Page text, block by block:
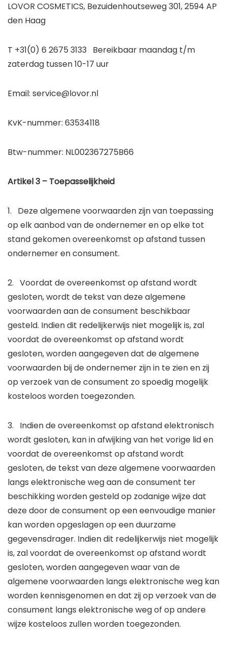
LOVOR COSMETICS, Bezuidenhoutseweg 301, 2594 AP
den Haag
T +31(0) 6 2675 3133 Bereikbaar maandag t/m
zaterdag tussen 10-17 uur
Email: service@lovor.nl
KvK-nummer: 63534118
Btw-nummer: NL002367275B66
Artikel 3 – Toepasselijkheid
1. Deze algemene voorwaarden zijn van toepassing
op elk aanbod van de ondernemer en op elke tot
stand gekomen overeenkomst op afstand tussen
ondernemer en consument.
2. Voordat de overeenkomst op afstand wordt
gesloten, wordt de tekst van deze algemene
voorwaarden aan de consument beschikbaar
gesteld. Indien dit redelijkerwijs niet mogelijk is, zal
voordat de overeenkomst op afstand wordt
gesloten, worden aangegeven dat de algemene
voorwaarden bij de ondernemer zijn in te zien en zij
op verzoek van de consument zo spoedig mogelijk
kosteloos worden toegezonden.
3. Indien de overeenkomst op afstand elektronisch
wordt gesloten, kan in afwijking van het vorige lid en
voordat de overeenkomst op afstand wordt
gesloten, de tekst van deze algemene voorwaarden
langs elektronische weg aan de consument ter
beschikking worden gesteld op zodanige wijze dat
deze door de consument op een eenvoudige manier
kan worden opgeslagen op een duurzame
gegevensdrager. Indien dit redelijkerwijs niet mogelijk
is, zal voordat de overeenkomst op afstand wordt
gesloten, worden aangegeven waar van de
algemene voorwaarden langs elektronische weg kan
worden kennisgenomen en dat zij op verzoek van de
consument langs elektronische weg of op andere
wijze kosteloos zullen worden toegezonden.